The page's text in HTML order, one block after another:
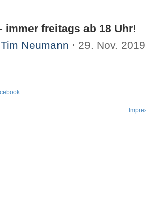
immer freitags ab 18 Uhr!
Tim Neumann ⋅ 29. Nov.